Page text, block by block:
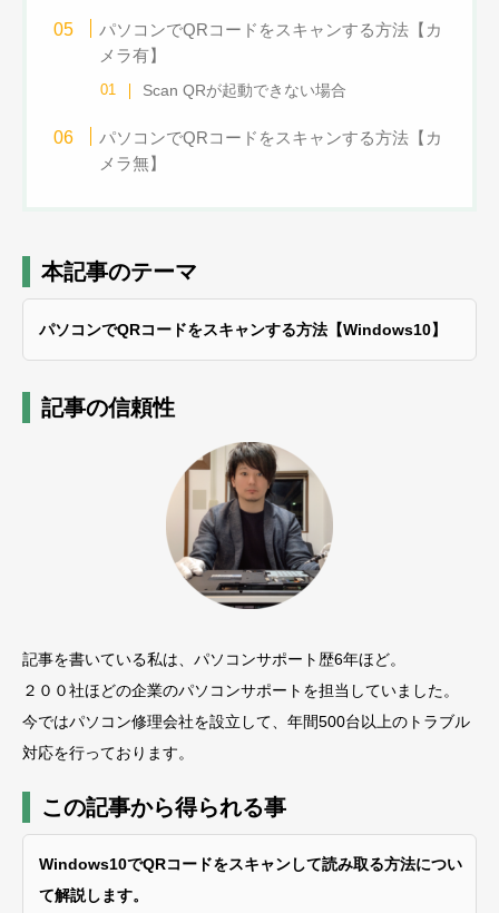
パソコンでQRコードをスキャンする方法【カ
メラ有】
Scan QRが起動できない場合
パソコンでQRコードをスキャンする方法【カ
メラ無】
本記事のテーマ
パソコンでQRコードをスキャンする方法【Windows10】
記事の信頼性
記事を書いている私は、パソコンサポート歴6年ほど。
２００社ほどの企業のパソコンサポートを担当していました。
今ではパソコン修理会社を設立して、年間500台以上のトラブル
対応を行っております。
この記事から得られる事
Windows10でQRコードをスキャンして読み取る方法につい
て解説します。